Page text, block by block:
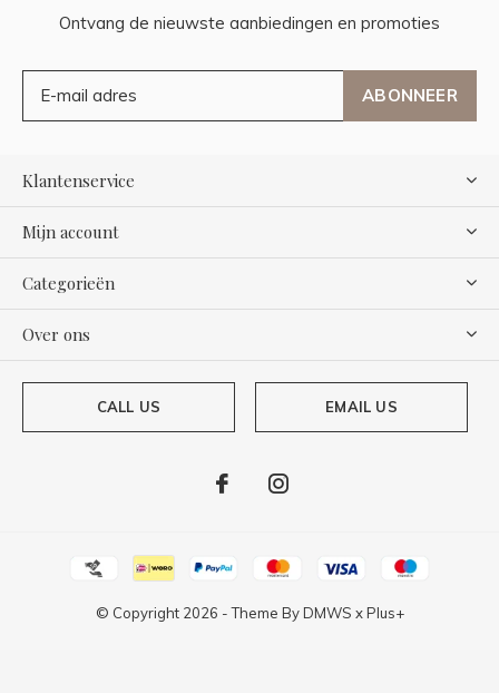
Ontvang de nieuwste aanbiedingen en promoties
ABONNEER
Klantenservice
Mijn account
Categorieën
Over ons
CALL US EMAIL US
© Copyright 2026 - Theme ByDMWS xPlus+